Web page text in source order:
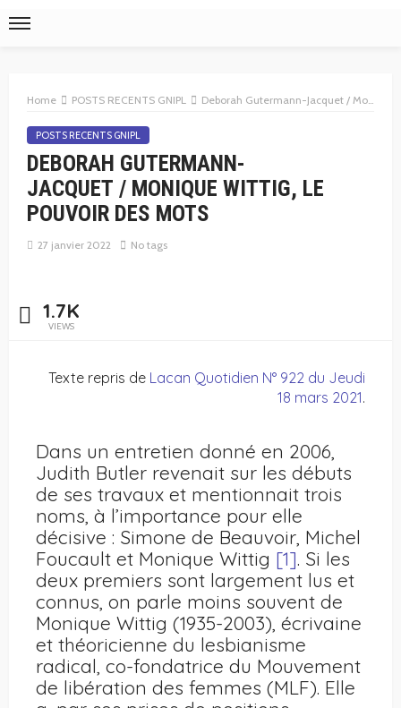
Home POSTS RECENTS GNIPL Deborah Gutermann-Jacquet / Monique Wittig, le pouvoir des mots
POSTS RECENTS GNIPL
DEBORAH GUTERMANN-
JACQUET / MONIQUE WITTIG, LE
POUVOIR DES MOTS
27 janvier 2022 No tags
1.7K
VIEWS
Texte repris de Lacan Quotidien N° 922 du Jeudi
18 mars 2021.
Dans un entretien donné en 2006,
Judith Butler revenait sur les débuts
de ses travaux et mentionnait trois
noms, à l’importance pour elle
décisive : Simone de Beauvoir, Michel
Foucault et Monique Wittig [1]. Si les
deux premiers sont largement lus et
connus, on parle moins souvent de
Monique Wittig (1935-2003), écrivaine
et théoricienne du lesbianisme
radical, co-fondatrice du Mouvement
de libération des femmes (MLF). Elle